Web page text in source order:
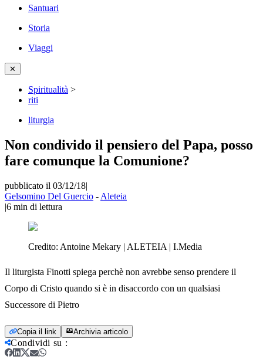
Santuari
Storia
Viaggi
✕
Spiritualità >
riti
liturgia
Non condivido il pensiero del Papa, posso
fare comunque la Comunione?
pubblicato il 03/12/18|
Gelsomino Del Guercio - Aleteia
|6 min di lettura
Credito: Antoine Mekary | ALETEIA | I.Media
Il liturgista Finotti spiega perchè non avrebbe senso prendere il
Corpo di Cristo quando si è in disaccordo con un qualsiasi
Successore di Pietro
Copia il link Archivia articolo
Condividi su :